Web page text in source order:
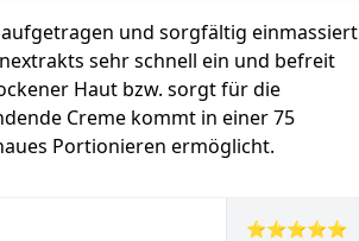
und sorgfältig einmassiert
sehr schnell ein und befreit
Haut bzw. sorgt für die
Creme kommt in einer 75
Portionieren ermöglicht.
⭐⭐⭐⭐⭐